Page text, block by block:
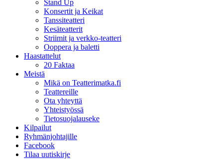
Stand Up
Konsertit ja Keikat
Tanssiteatteri
Kesäteatterit
Striimit ja verkko-teatteri
Ooppera ja baletti
Haastattelut
20 Faktaa
Meistä
Mikä on Teatterimatka.fi
Teattereille
Ota yhteyttä
Yhteistyössä
Tietosuojalauseke
Kilpailut
Ryhmänjohtajille
Facebook
Tilaa uutiskirje